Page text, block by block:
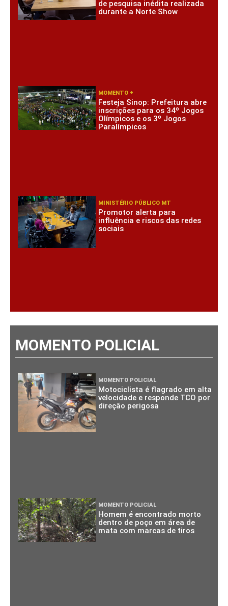
de pesquisa inédita realizada
durante a Norte Show
MOMENTO +
Festeja Sinop: Prefeitura abre
inscrições para os 34º Jogos
Olímpicos e os 3º Jogos
Paralímpicos
MINISTÉRIO PÚBLICO MT
Promotor alerta para
influência e riscos das redes
sociais
MOMENTO POLICIAL
MOMENTO POLICIAL
Motociclista é flagrado em alta
velocidade e responde TCO por
direção perigosa
MOMENTO POLICIAL
Homem é encontrado morto
dentro de poço em área de
mata com marcas de tiros